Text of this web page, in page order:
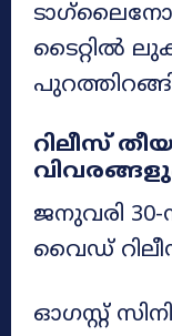
ടൈറ്റിൽ
റിലീസ്
ജനുവരി
വൈഡ്
ഓഗസ്റ്റ്